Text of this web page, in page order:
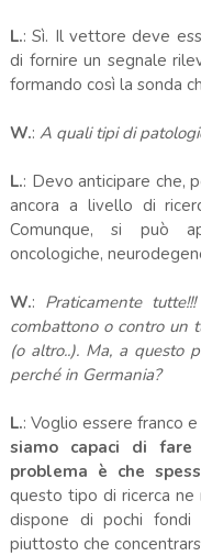
L.: Sì. Il vettore deve
di fornire un segnale
formando così la sonda
W.: A quali tipi di
L.: Devo anticipare che,
ancora a livello di
Comunque, si può
oncologiche,
W.: Praticamente
combattono o contro un
(o altro..). Ma, a questo
perché in Germania?
L.: Voglio essere franco
siamo capaci di
problema è che
questo tipo di ricerca ne
dispone di pochi
piuttosto che